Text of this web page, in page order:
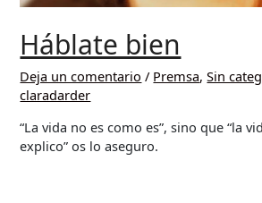
Háblate bien
Deja un comentario / Premsa,Sin
claradarder
“La vida no es como es”, sino que “la
explico” os lo aseguro.